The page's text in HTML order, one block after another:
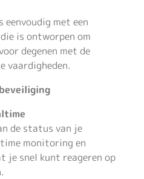
met een
is ontworpen om
degenen met de
vaardigheden.
de status van je
monitoring en
je snel kunt reageren op